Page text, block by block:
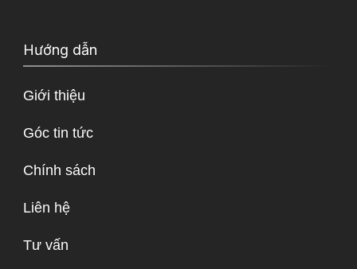
Hướng dẫn
Giới thiệu
Góc tin tức
Chính sách
Liên hệ
Tư vấn